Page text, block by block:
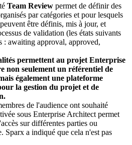
Team Review permet de définir des
par catégories et pour lesquels
être définis, mis à jour, et
de validation (les états suivants
: awaiting approval, approved,
permettent au projet Enterprise
non seulement un référentiel de
également une plateforme
la gestion du projet et de
.
de l'audience ont souhaité
sous Enterprise Architect permet
sur différentes parties ou
Sparx a indiqué que cela n'est pas